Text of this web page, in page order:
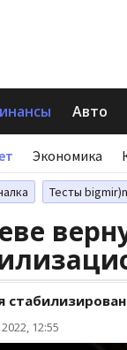
Авто
Экономика
Тесты
12:55